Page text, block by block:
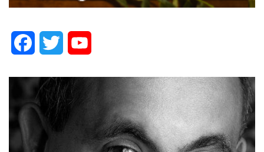
FacebookTwitter